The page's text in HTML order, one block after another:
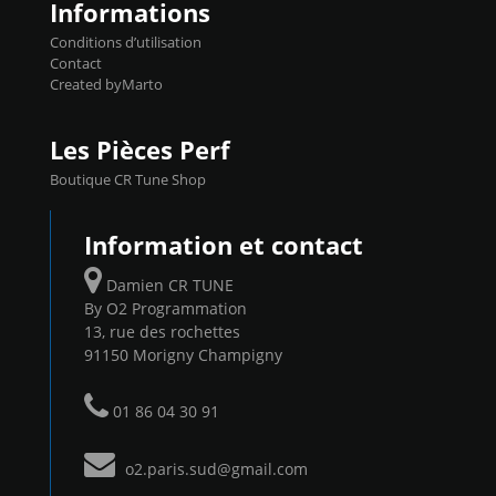
Informations
Conditions d’utilisation
Contact
Created byMarto
Les Pièces Perf
Boutique CR Tune Shop
Information et contact
Damien CR TUNE
By O2 Programmation
13, rue des rochettes
91150 Morigny Champigny
01 86 04 30 91
o2.paris.sud@gmail.com